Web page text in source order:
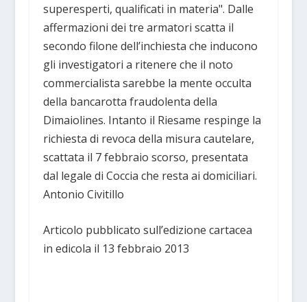
superesperti, qualificati in materia". Dalle
affermazioni dei tre armatori scatta il
secondo filone dell’inchiesta che inducono
gli investigatori a ritenere che il noto
commercialista sarebbe la mente occulta
della bancarotta fraudolenta della
Dimaiolines. Intanto il Riesame respinge la
richiesta di revoca della misura cautelare,
scattata il 7 febbraio scorso, presentata
dal legale di Coccia che resta ai domiciliari.
Antonio Civitillo
Articolo pubblicato sull’edizione cartacea
in edicola il 13 febbraio 2013